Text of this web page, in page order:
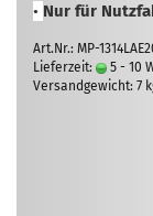
• Nur für
Art.Nr.: MP-
Lieferzeit:
5 - 10
Versandgewicht: 7